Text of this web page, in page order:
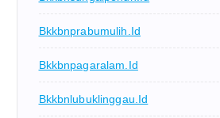
Bkkbnprabumulih.id
Bkkbnpagaralam.id
Bkkbnlubuklinggau.id